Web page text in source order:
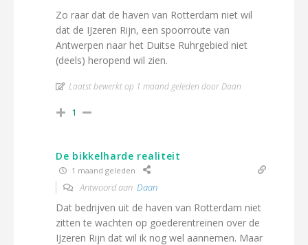
Zo raar dat de haven van Rotterdam niet wil
dat de IJzeren Rijn, een spoorroute van
Antwerpen naar het Duitse Ruhrgebied niet
(deels) heropend wil zien.
Laatst bewerkt op 1 maand geleden door Daan
1
De bikkelharde realiteit
1 maand geleden
Antwoord aan Daan
Dat bedrijven uit de haven van Rotterdam niet
zitten te wachten op goederentreinen over de
IJzeren Rijn dat wil ik nog wel aannemen. Maar